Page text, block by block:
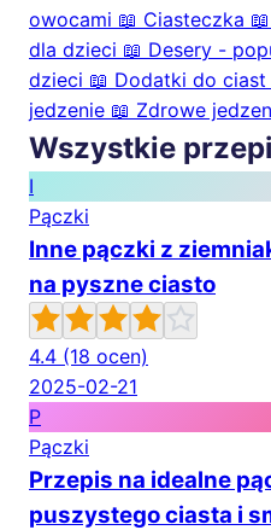
owocami 📖 Ciasteczka 📖
dla dzieci 📖 Desery -
dzieci 📖 Dodatki do ciast
jedzenie 📖 Zdrowe
Wszystkie
I
Pączki
Inne pączki z
na pyszne ciasto
4.4 (18 ocen)
2025-02-21
P
Pączki
Przepis na idealne
puszystego ciasta i